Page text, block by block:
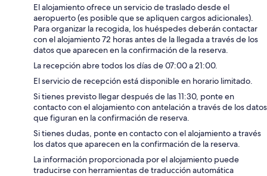
El alojamiento ofrece un servicio de traslado desde el
aeropuerto (es posible que se apliquen cargos adicionales).
Para organizar la recogida, los huéspedes deberán contactar
con el alojamiento 72 horas antes de la llegada a través de los
datos que aparecen en la confirmación de la reserva.
La recepción abre todos los días de 07:00 a 21:00.
El servicio de recepción está disponible en horario limitado.
Si tienes previsto llegar después de las 11:30, ponte en
contacto con el alojamiento con antelación a través de los datos
que figuran en la confirmación de reserva.
Si tienes dudas, ponte en contacto con el alojamiento a través
los datos que aparecen en la confirmación de la reserva.
La información proporcionada por el alojamiento puede
traducirse con herramientas de traducción automática